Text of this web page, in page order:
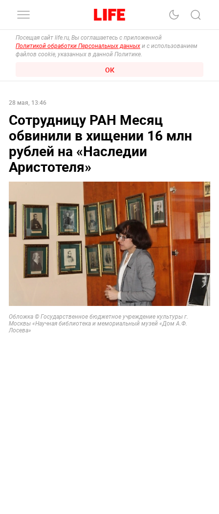
Посещая сайт life.ru, Вы соглашаетесь с приложенной
Политикой обработки Персональных данных и с использованием
файлов cookie, указанных в данной Политике.
ОК
28 мая, 13:46
Сотрудницу РАН Месяц
обвинили в хищении 16 млн
рублей на «Наследии
Аристотеля»
Обложка © Государственное бюджетное учреждение культуры г.
Москвы «Научная библиотека и мемориальный музей «Дом А.Ф.
Лосева»